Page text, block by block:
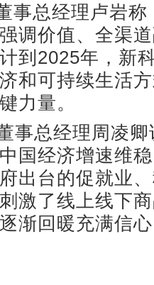
总经理卢岩称
调价值、全渠
到2025年，新
和可持续生活
力量。
总经理周凌卿
国经济增速维
出台的促就业
激了线上线下
渐回暖充满信